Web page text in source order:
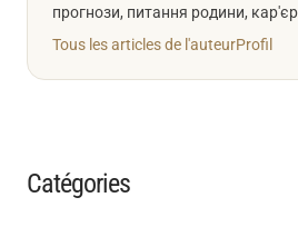
прогнози, питання родини,
Tous les articles de l'auteurProfil
Catégories